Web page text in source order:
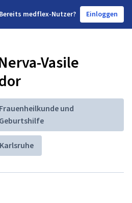
Bereits medflex-Nutzer? Einloggen
Vasile
Frauenheilkunde und
Geburtshilfe
Karlsruhe